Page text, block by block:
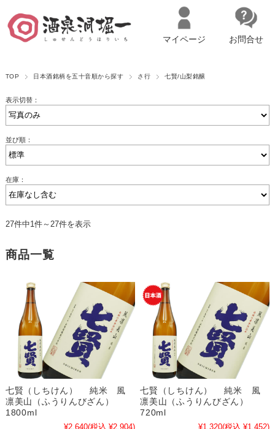
名古屋市西区の「造り手の想いを伝える」日本酒・ワインセレクトショ
マイページ お問合せ
TOP 日本酒銘柄を五十音順から探す さ行 七賢/山梨銘醸
表示切替：
並び順：
在庫：
27件中1件～27件を表示
商品一覧
七賢（しちけん） 純米 風
凛美山（ふうりんびざん）
1800ml
¥2,640(税込 ¥2,904)
七賢（しちけん） 純米 風
凛美山（ふうりんびざん）
720ml
¥1,320(税込 ¥1,452)